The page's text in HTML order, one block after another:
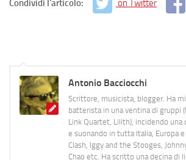
Condividi l'articolo: on Twitter
Antonio Bacciocchi
Scrittore, musicista, blogger. Ha
batterista in una ventina di gruppi
Link Quartet, Lilith), incidendo una
e suonando in tutta Italia, Europa
Clash, Iggy and the Stooges,
Chao etc. Ha scritto una decina di